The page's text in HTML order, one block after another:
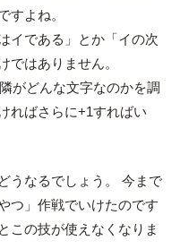
すよね。
イである」とか「イの次
ではありません。
がどんな文字なのかを調
ればさらに+1すればい
うなるでしょう。 今まで
つ」作戦でいけたのです
この技が使えなくなりま